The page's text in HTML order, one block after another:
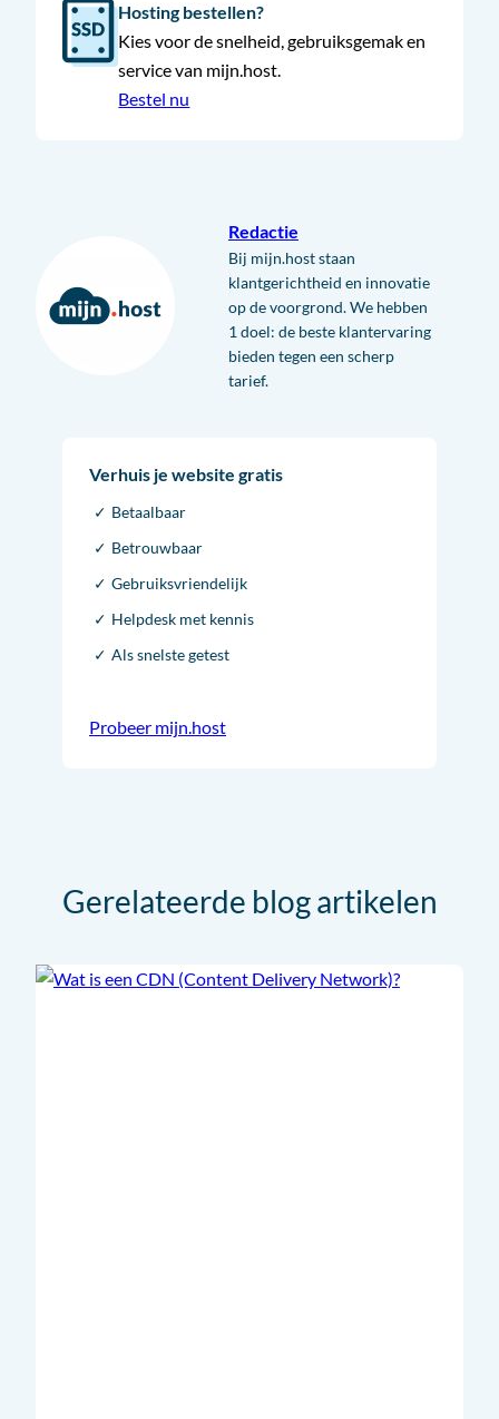
Hosting bestellen?
Kies voor de snelheid, gebruiksgemak en
service van mijn.host.
Bestel nu
Redactie
Bij mijn.host staan
klantgerichtheid en innovatie
op de voorgrond. We hebben
1 doel: de beste klantervaring
bieden tegen een scherp
tarief.
Verhuis je website gratis
Betaalbaar
Betrouwbaar
Gebruiksvriendelijk
Helpdesk met kennis
Als snelste getest
Probeer mijn.host
Gerelateerde blog artikelen